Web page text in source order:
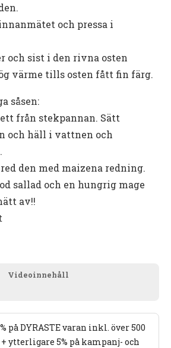
och pressa i
och sist i den rivna osten
värme tills osten fått fin färg.
såsen:
från stekpannan. Sätt
och häll i vattnen och
den med maizena redning.
sallad och en hungrig mage
av!!
Videoinnehåll
på DYRASTE varan inkl. över 500
+ ytterligare 5% på kampanj- och